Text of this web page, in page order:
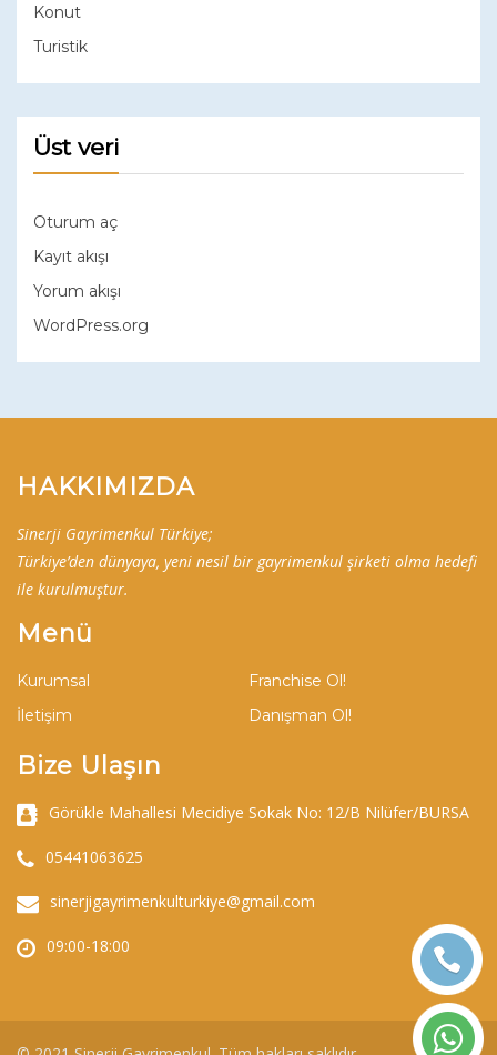
Konut
Turistik
Üst veri
Oturum aç
Kayıt akışı
Yorum akışı
WordPress.org
HAKKIMIZDA
Sinerji Gayrimenkul Türkiye;
Türkiye’den dünyaya, yeni nesil bir gayrimenkul şirketi olma hedefi
ile kurulmuştur.
Menü
Kurumsal
Franchise Ol!
İletişim
Danışman Ol!
Bize Ulaşın
Görükle Mahallesi Mecidiye Sokak No: 12/B Nilüfer/BURSA
05441063625
sinerjigayrimenkulturkiye@gmail.com
09:00-18:00